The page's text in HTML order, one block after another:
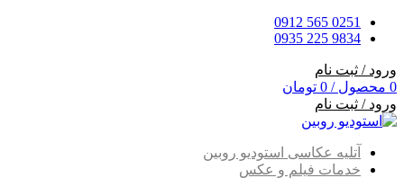
0251 565 0912
9834 225 0935
ورود / ثبت نام
0 محصول /
0 تومان
ورود / ثبت نام
آتلیه عکاسی استودیو روبین
خدمات فیلم و عکس